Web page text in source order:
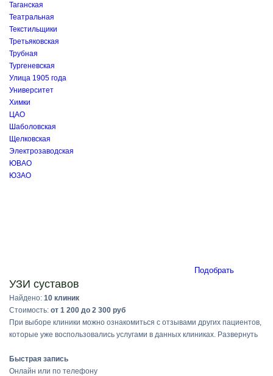
Таганская
Театральная
Текстильщики
Третьяковская
Трубная
Тургеневская
Улица 1905 года
Университет
Химки
ЦАО
Шаболовская
Щелковская
Электрозаводская
ЮВАО
ЮЗАО
Подобрать
УЗИ суставов
Найдено: 10 клиник
Стоимость: от 1 200 до 2 300 руб
При выборе клиники можно ознакомиться с отзывами других пациентов,
которые уже воспользовались услугами в данных клиниках. Развернуть
Быстрая запись
Онлайн или по телефону